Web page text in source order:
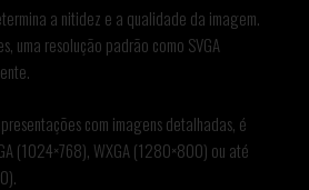
a nitidez e a qualidade da imagem.
uma resolução padrão como SVGA
com imagens detalhadas, é
(1024×768), WXGA (1280×800) ou até